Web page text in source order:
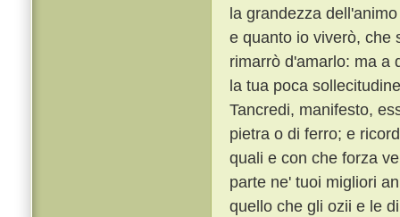
la grandezza
e quanto io viverò, che
rimarrò d'amarlo: ma a
la tua poca
Tancredi, manifesto,
pietra o di ferro; e
quali e con che forza
parte ne' tuoi migliori
quello che gli ozii e le